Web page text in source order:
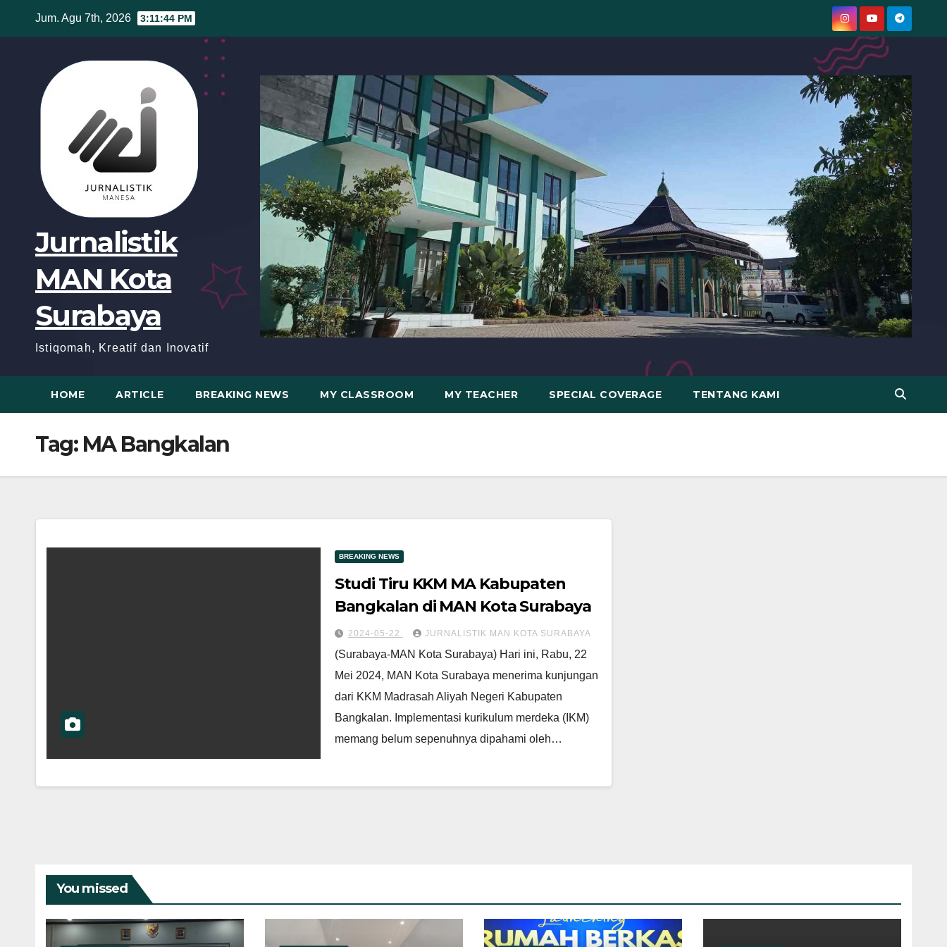
Jum. Agu 7th, 2026 3:11:45 PM
Jurnalistik
MAN Kota
Surabaya
Istiqomah, Kreatif dan Inovatif
HOME ARTICLE BREAKING NEWS MY CLASSROOM MY TEACHER SPECIAL COVERAGE TENTANG KAMI
Tag: MA Bangkalan
BREAKING NEWS
Studi Tiru KKM MA Kabupaten
Bangkalan di MAN Kota Surabaya
2024-05-22 JURNALISTIK MAN KOTA SURABAYA
(Surabaya-MAN Kota Surabaya) Hari ini, Rabu, 22
Mei 2024, MAN Kota Surabaya menerima kunjungan
dari KKM Madrasah Aliyah Negeri Kabupaten
Bangkalan. Implementasi kurikulum merdeka (IKM)
memang belum sepenuhnya dipahami oleh…
You missed